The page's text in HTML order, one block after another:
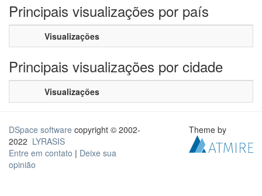
Principais visualizações por país
Visualizações
Principais visualizações por cidade
Visualizações
DSpace software copyright © 2002-
2022 LYRASIS
Entre em contato | Deixe sua
opinião
Theme by